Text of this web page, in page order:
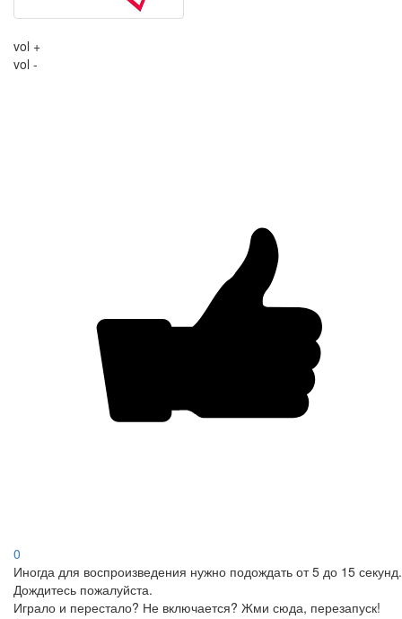
vol +
vol -
0
Иногда для воспроизведения нужно подождать от 5 до 15 секунд.
Дождитесь пожалуйста.
Играло и перестало? Не включается? Жми сюда, перезапуск!